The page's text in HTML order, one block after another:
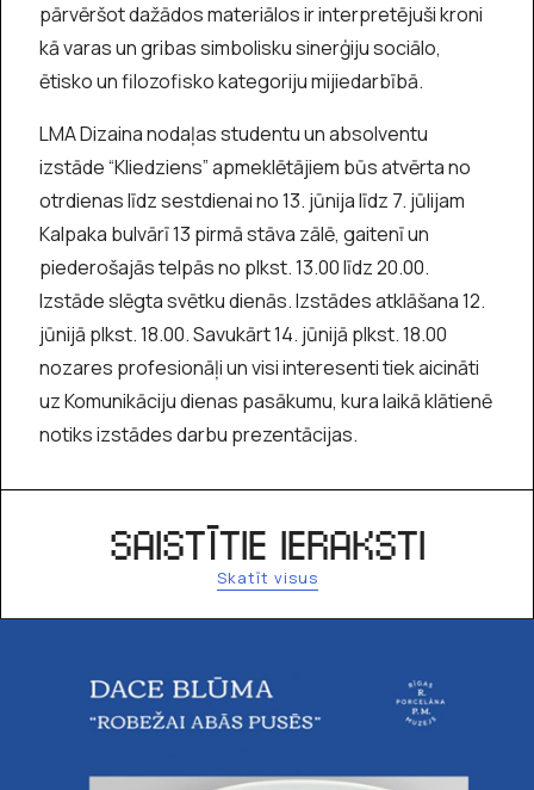
pārvēršot dažādos materiālos ir interpretējuši kroni
kā varas un gribas simbolisku sinerģiju sociālo,
ētisko un filozofisko kategoriju mijiedarbībā.
LMA Dizaina nodaļas studentu un absolventu
izstāde “Kliedziens” apmeklētājiem būs atvērta no
otrdienas līdz sestdienai no 13. jūnija līdz 7. jūlijam
Kalpaka bulvārī 13 pirmā stāva zālē, gaitenī un
piederošajās telpās no plkst. 13.00 līdz 20.00.
Izstāde slēgta svētku dienās. Izstādes atklāšana 12.
jūnijā plkst. 18.00. Savukārt 14. jūnijā plkst. 18.00
nozares profesionāļi un visi interesenti tiek aicināti
uz Komunikāciju dienas pasākumu, kura laikā klātienē
notiks izstādes darbu prezentācijas.
SAISTĪTIE IERAKSTI
Skatīt visus